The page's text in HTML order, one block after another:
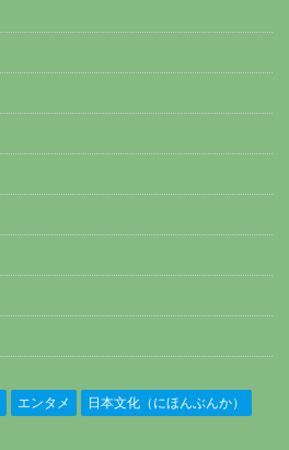
エンタメ
日本文化（にほんぶんか）